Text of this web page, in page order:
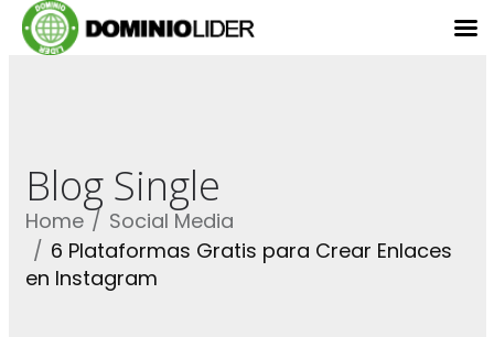
Blog Single
Home
Social Media
6 Plataformas Gratis para Crear Enlaces
en Instagram